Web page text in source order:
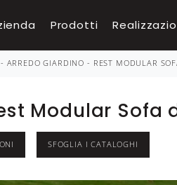
Prodotti
- ARREDO GIARDINO - REST MODULAR
Modular Sofa
SFOGLIA I CATALOGHI